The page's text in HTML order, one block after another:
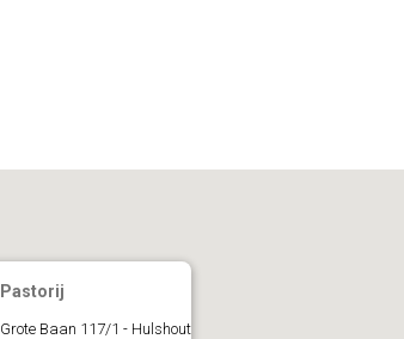
Pastorij
Grote Baan 117/1 - Hulshout